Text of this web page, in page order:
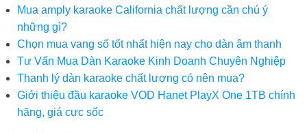
Mua amply karaoke California chất lượng cần chú ý
những gì?
Chọn mua vang số tốt nhất hiện nay cho dàn âm thanh
Tư Vấn Mua Dàn Karaoke Kinh Doanh Chuyên Nghiệp
Thanh lý dàn karaoke chất lượng có nên mua?
Giới thiệu đầu karaoke VOD Hanet PlayX One 1TB chính
hãng, giá cực sốc